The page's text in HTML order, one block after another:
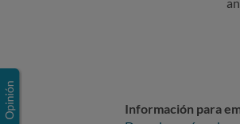
Información para